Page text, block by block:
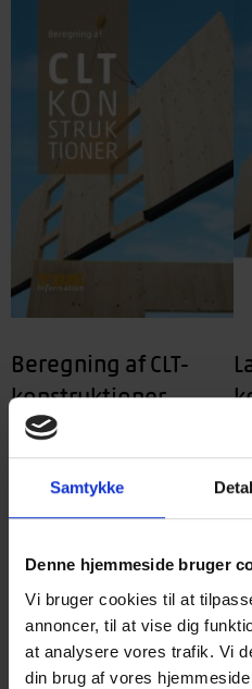
Samtykke
Denne hjemmeside bruger
Vi bruger cookies til at
annoncer, til at vise dig
at analysere vores trafik. Vi
din brug af vores
Beregning af CLT-
konstruktioner
Pris625,00
Medlemspris437,50kr.